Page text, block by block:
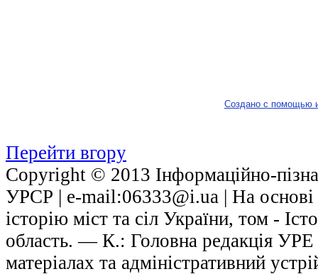
Создано с помощью
Перейти вгору
Copyright © 2013 Інформаційно-
УРСР | е-mail:06333@i.ua | На основі
історію міст та сіл України, том -
область. — К.: Головна редакція
матеріалах та адміністративний